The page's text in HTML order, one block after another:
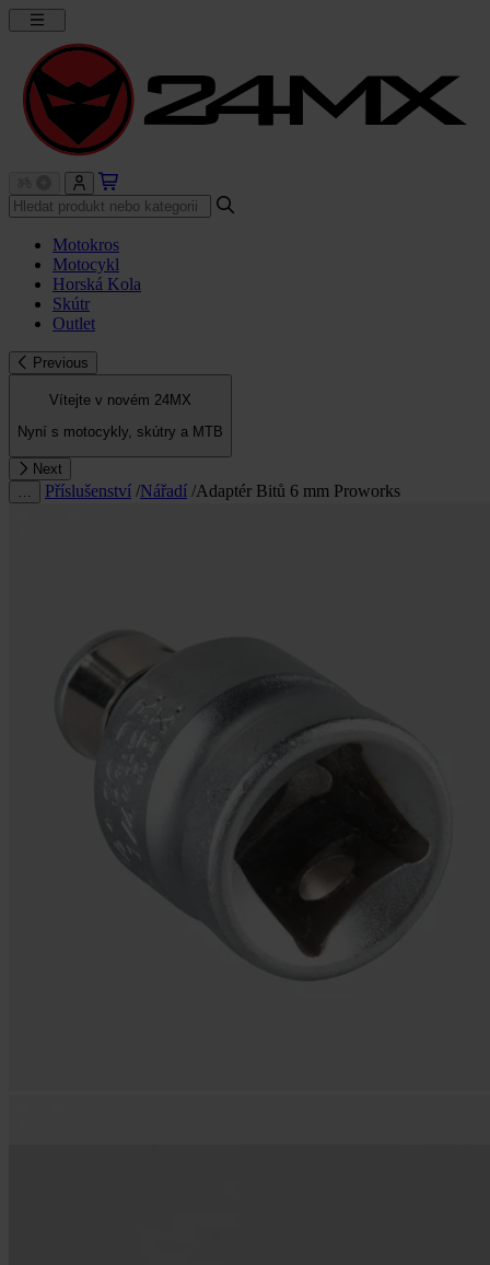
Motokros
Motocykl
Horská Kola
Skútr
Outlet
Previous
Vítejte v novém 24MX
Nyní s motocykly, skútry a MTB
Next
Příslušenství /Nářadí /Adaptér Bitů 6 mm Proworks